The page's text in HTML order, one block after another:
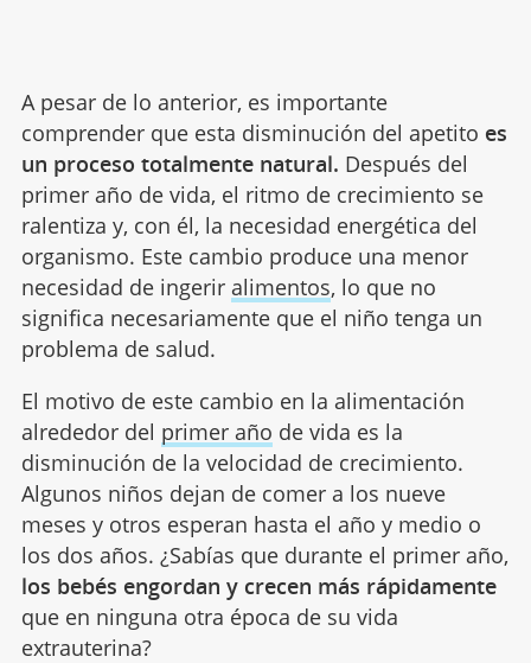
A pesar de lo anterior, es importante
comprender que esta disminución del apetito es
un proceso totalmente natural. Después del
primer año de vida, el ritmo de crecimiento se
ralentiza y, con él, la necesidad energética del
organismo. Este cambio produce una menor
necesidad de ingerir alimentos, lo que no
significa necesariamente que el niño tenga un
problema de salud.
El motivo de este cambio en la alimentación
alrededor del primer año de vida es la
disminución de la velocidad de crecimiento.
Algunos niños dejan de comer a los nueve
meses y otros esperan hasta el año y medio o
los dos años. ¿Sabías que durante el primer año,
los bebés engordan y crecen más rápidamente
que en ninguna otra época de su vida
extrauterina?